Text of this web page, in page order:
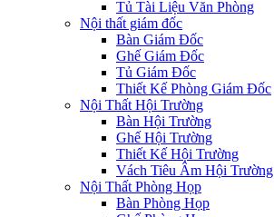
Tủ Tài Liệu Văn Phòng
Nội thất giám đốc
Bàn Giám Đốc
Ghế Giám Đốc
Tủ Giám Đốc
Thiết Kế Phòng Giám Đốc
Nội Thất Hội Trường
Bàn Hội Trường
Ghế Hội Trường
Thiết Kế Hội Trường
Vách Tiêu Âm Hội Trường
Nội Thất Phòng Họp
Bàn Phòng Họp